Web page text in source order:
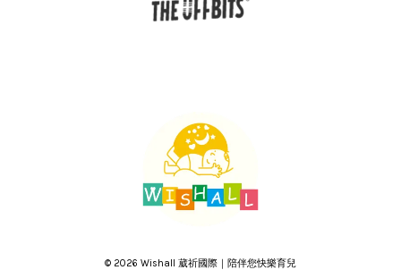
© 2026 Wishall 葳祈國際｜陪伴您快樂育兒